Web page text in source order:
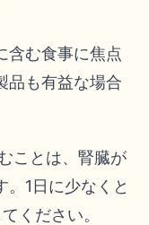
含む食事に焦点
品も有益な場合
ことは、腎臓が
。1日に少なくと
ください。